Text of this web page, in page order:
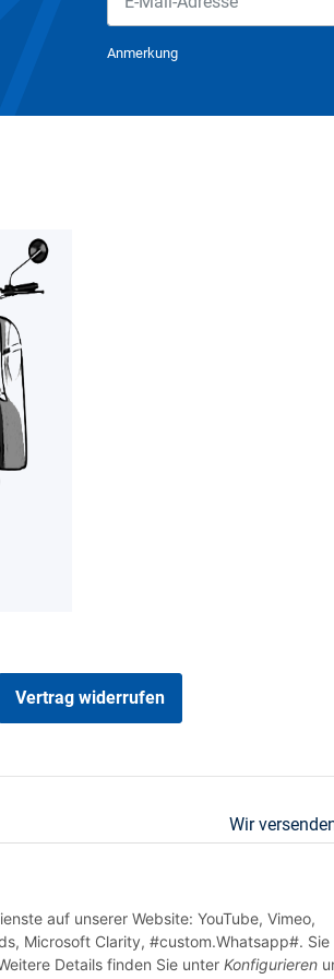
auf unserer Website: YouTube, Vimeo,
Microsoft Clarity, #custom.Whatsapp#. Sie
Details finden Sie unter Konfigurieren
Anmerkung
Vertrag widerrufen
Wir